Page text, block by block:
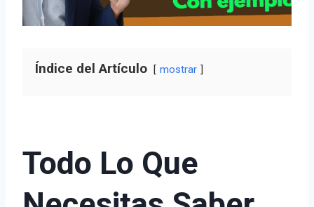
Índice del Artículo mostrar
Todo Lo Que